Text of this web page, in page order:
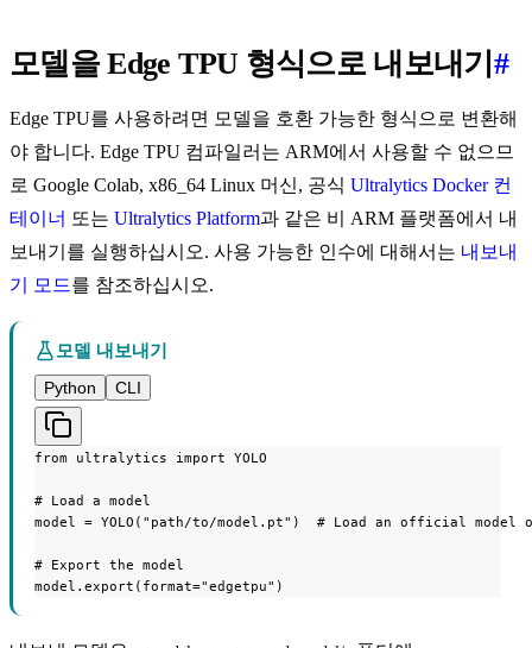
모델을 Edge TPU 형식으로 내보내기 #
Edge TPU를 사용하려면 모델을 호환 가능한 형식으로 변환해
야 합니다. Edge TPU 컴파일러는 ARM에서 사용할 수 없으므
로 Google Colab, x86_64 Linux 머신, 공식 Ultralytics Docker 컨
테이너 또는 Ultralytics Platform과 같은 비 ARM 플랫폼에서 내
보내기를 실행하십시오. 사용 가능한 인수에 대해서는 내보내
기 모드를 참조하십시오.
모델 내보내기
Python
CLI
from ultralytics import YOLO
# Load a model
model = YOLO("path/to/model.pt")  # Load an official model
# Export the model
model.export(format="edgetpu")